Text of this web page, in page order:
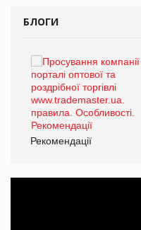
БЛОГИ
Рекомендації